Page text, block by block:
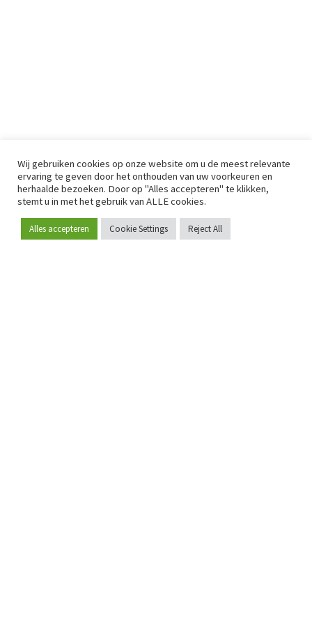
Word lid
Wij gebruiken cookies op onze website om u de meest relevante
ervaring te geven door het onthouden van uw voorkeuren en
herhaalde bezoeken. Door op "Alles accepteren" te klikken,
stemt u in met het gebruik van ALLE cookies.
Alles accepteren Cookie Settings Reject All